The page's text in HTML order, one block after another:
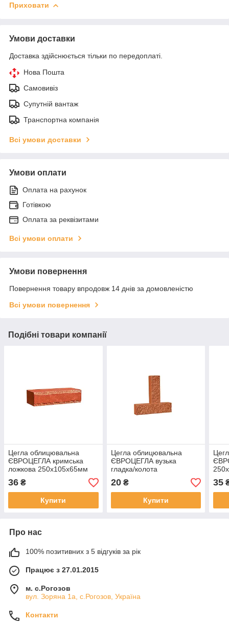
Приховати
Умови доставки
Доставка здійснюється тільки по передоплаті.
Нова Пошта
Самовивіз
Супутній вантаж
Транспортна компанія
Всі умови доставки
Умови оплати
Оплата на рахунок
Готівкою
Оплата за реквізитами
Всі умови оплати
Умови повернення
Повернення товару впродовж 14 днів за домовленістю
Всі умови повернення
Подібні товари компанії
Цегла облицювальна
ЄВРОЦЕГЛА кримська
ложкова 250х105х65мм
морквяна
36 ₴
Купити
Цегла облицювальна
ЄВРОЦЕГЛА вузька
гладка/колота
250х53х65мм морквяна
20₴
Купити
35
Про нас
100% позитивних з 5 відгуків за рік
Працює з 27.01.2015
м. с.Рогозов
вул. Зоряна 1а, с.Рогозов, Україна
Контакти